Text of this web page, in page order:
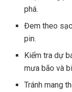
phá.
Đem theo
pin.
Kiểm tra dự
mưa bão và
Tránh mang